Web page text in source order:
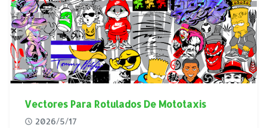
Vectores Para Rotulados De Mototaxis
2026/5/17